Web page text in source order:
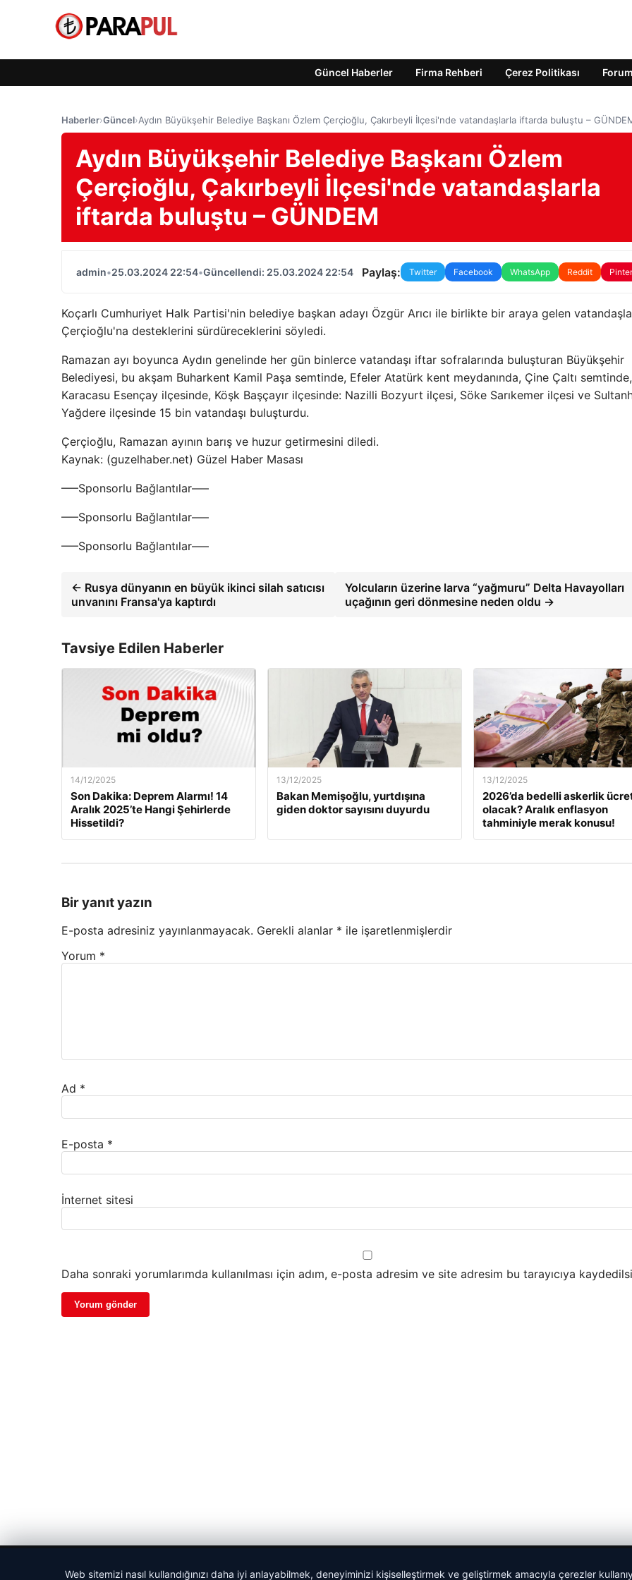
Güncel Haberler Firma Rehberi Çerez Politikası Forum
Haberler›Güncel›Aydın Büyükşehir Belediye Başkanı Özlem Çerçioğlu, Çakırbeyli İlçesi'nde vatandaşlarla iftarda buluştu –
Aydın Büyükşehir Belediye Başkanı Özlem
Çerçioğlu, Çakırbeyli İlçesi'nde vatandaşlarla
iftarda buluştu – GÜNDEM
admin•25.03.2024 22:54•Güncellendi: 25.03.2024 22:54 Paylaş: Twitter Facebook WhatsApp Reddit
Koçarlı Cumhuriyet Halk Partisi'nin belediye başkan adayı Özgür Arıcı ile birlikte bir araya gelen
Çerçioğlu'na desteklerini sürdüreceklerini söyledi.
Ramazan ayı boyunca Aydın genelinde her gün binlerce vatandaşı iftar sofralarında buluşturan Büyükşehir
Belediyesi, bu akşam Buharkent Kamil Paşa semtinde, Efeler Atatürk kent meydanında, Çine Çaltı semtinde,
Karacasu Esençay ilçesinde, Köşk Başçayır ilçesinde: Nazilli Bozyurt ilçesi, Söke Sarıkemer ilçesi ve
Yağdere ilçesinde 15 bin vatandaşı buluşturdu.
Çerçioğlu, Ramazan ayının barış ve huzur getirmesini diledi.
Kaynak: (guzelhaber.net) Güzel Haber Masası
—–Sponsorlu Bağlantılar—–
—–Sponsorlu Bağlantılar—–
—–Sponsorlu Bağlantılar—–
← Rusya dünyanın en büyük ikinci silah satıcısı
unvanını Fransa'ya kaptırdı
Yolcuların üzerine larva “yağmuru” Delta Havayolları
uçağının geri dönmesine neden oldu →
Tavsiye Edilen Haberler
14/12/2025
Son Dakika: Deprem Alarmı! 14
Aralık 2025’te Hangi Şehirlerde
Hissetildi?
13/12/2025
Bakan Memişoğlu, yurtdışına
giden doktor sayısını duyurdu
13/12/2025
2026’da bedelli askerlik
olacak? Aralık enflasyon
tahminiyle merak konusu!
Bir yanıt yazın
E-posta adresiniz yayınlanmayacak. Gerekli alanlar * ile işaretlenmişlerdir
Yorum *
Ad *
E-posta *
İnternet sitesi
Daha sonraki yorumlarımda kullanılması için adım, e-posta adresim ve site adresim bu tarayıcıya
Web sitemizi nasıl kullandığınızı daha iyi anlayabilmek, deneyiminizi kişiselleştirmek ve geliştirmek amacıyla çerezler